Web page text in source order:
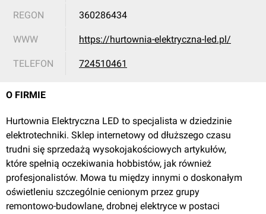
REGON 360286434
WWW https://hurtownia-elektryczna-led.pl/
TELEFON 724510461
O FIRMIE
Hurtownia Elektryczna LED to specjalista w dziedzinie
elektrotechniki. Sklep internetowy od dłuższego czasu
trudni się sprzedażą wysokojakościowych artykułów,
które spełnią oczekiwania hobbistów, jak również
profesjonalistów. Mowa tu między innymi o doskonałym
oświetleniu szczególnie cenionym przez grupy
remontowo-budowlane, drobnej elektryce w postaci